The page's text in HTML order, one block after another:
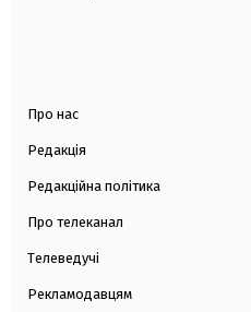
Про нас
Редакція
Редакційна політика
Про телеканал
Телеведучі
Рекламодавцям